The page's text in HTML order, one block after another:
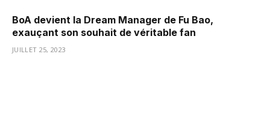
BoA devient la Dream Manager de Fu Bao,
exauçant son souhait de véritable fan
JUILLET 25, 2023